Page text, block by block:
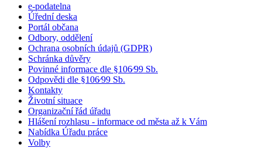
e-podatelna
Úřední deska
Portál občana
Odbory, oddělení
Ochrana osobních údajů (GDPR)
Schránka důvěry
Povinné informace dle §106⁄99 Sb.
Odpovědi dle §106⁄99 Sb.
Kontakty
Životní situace
Organizační řád úřadu
Hlášení rozhlasu - informace od města až k Vám
Nabídka Úřadu práce
Volby